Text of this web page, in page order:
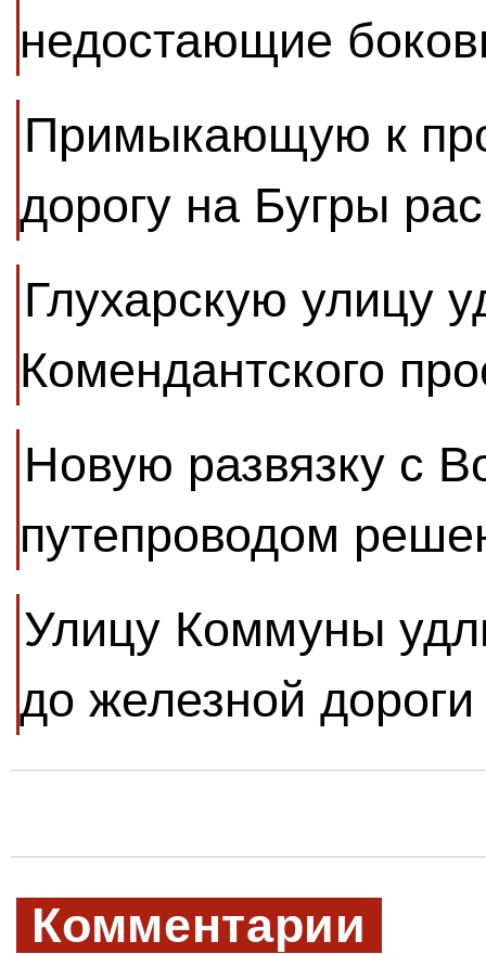
недостающие
Примыкающую к
дорогу на Бугры
Глухарскую улицу
Комендантского
Новую развязку с
путепроводом
Улицу Коммуны
до железной
Комментарии